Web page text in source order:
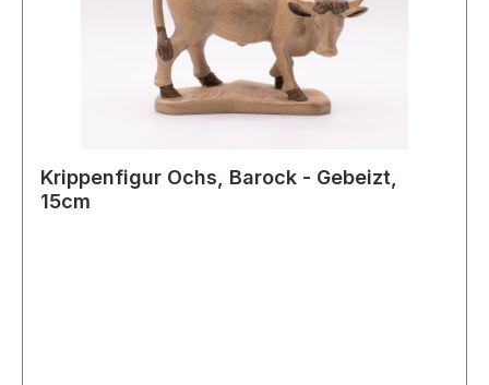
Krippenfigur Ochs, Barock - Gebeizt,
15cm